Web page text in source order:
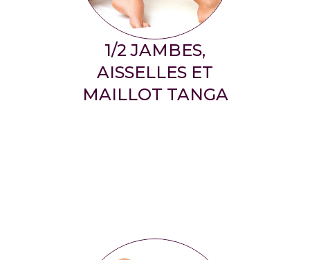
1/2 JAMBES,
AISSELLES ET
MAILLOT TANGA